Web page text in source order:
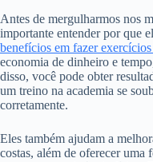
Antes de mergulharmos nos
importante entender por que
benefícios em fazer exercícios
economia de dinheiro e
disso, você pode obter
um treino na academia se
corretamente.
Eles também ajudam a
costas, além de oferecer uma